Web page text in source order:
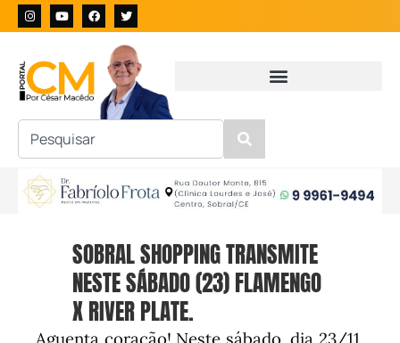
SOBRAL SHOPPING TRANSMITE
NESTE SÁBADO (23) FLAMENGO
X RIVER PLATE.
Aguenta coração! Neste sábado, dia 23/11,